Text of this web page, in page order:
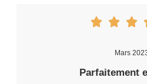
Mars
Parfaitement